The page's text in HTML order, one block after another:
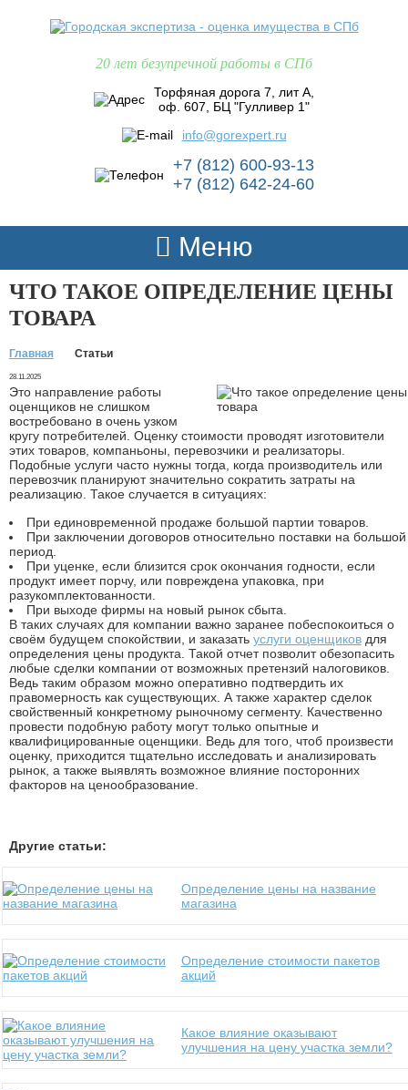
20 лет безупречной работы в СПб
Торфяная дорога 7, лит А,
оф. 607, БЦ "Гулливер 1"
info@gorexpert.ru
+7 (812) 600-93-13
+7 (812) 642-24-60
Меню
ЧТО ТАКОЕ ОПРЕДЕЛЕНИЕ ЦЕНЫ
ТОВАРА
Главная Статьи
28.11.2025
Это направление работы
оценщиков не слишком
востребовано в очень узком
кругу потребителей. Оценку стоимости проводят изготовители
этих товаров, компаньоны, перевозчики и реализаторы.
Подобные услуги часто нужны тогда, когда производитель или
перевозчик планируют значительно сократить затраты на
реализацию. Такое случается в ситуациях:
При единовременной продаже большой партии товаров.
При заключении договоров относительно поставки на большой
период.
При уценке, если близится срок окончания годности, если
продукт имеет порчу, или повреждена упаковка, при
разукомплектованности.
При выходе фирмы на новый рынок сбыта.
В таких случаях для компании важно заранее побеспокоиться о
своём будущем спокойствии, и заказать услуги оценщиков для
определения цены продукта. Такой отчет позволит обезопасить
любые сделки компании от возможных претензий налоговиков.
Ведь таким образом можно оперативно подтвердить их
правомерность как существующих. А также характер сделок
свойственный конкретному рыночному сегменту. Качественно
провести подобную работу могут только опытные и
квалифицированные оценщики. Ведь для того, чтоб произвести
оценку, приходится тщательно исследовать и анализировать
рынок, а также выявлять возможное влияние посторонних
факторов на ценообразование.
Другие статьи:
Определение цены на название
магазина
Определение стоимости пакетов
акций
Какое влияние оказывают
улучшения на цену участка земли?